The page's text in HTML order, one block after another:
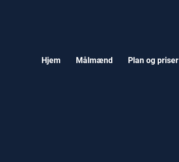
Hjem Målmænd Plan og priser